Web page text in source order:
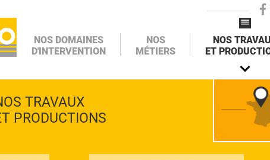
NOS DOMAINES
D'INTERVENTION
NOS
MÉTIERS
NOS
ET
TRAVAUX
PRODUCTIONS